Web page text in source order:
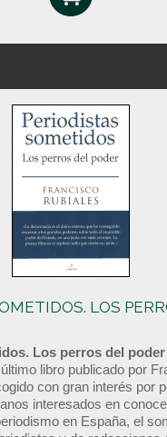
LOS
Los perros del poder
libro publicado por
con gran interés por
interesados en
en España, el